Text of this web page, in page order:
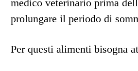
medico veterinario prima
prolungare il periodo di
Per questi alimenti bisogna